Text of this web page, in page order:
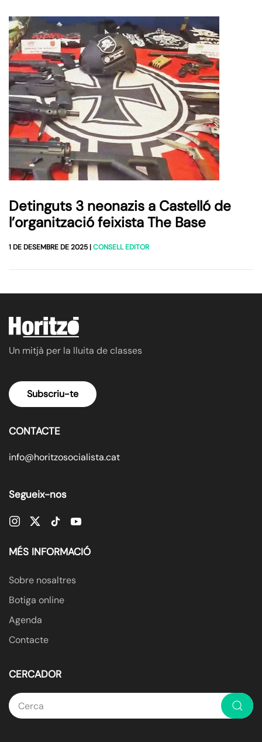
Detinguts 3 neonazis a Castelló de
l’organització feixista The Base
1 DE DESEMBRE DE 2025 |CONSELL EDITOR
Un mitjà per la lluita de classes
Subscriu-te
CONTACTE
info@horitzosocialista.cat
Segueix-nos
MÉS INFORMACIÓ
Sobre nosaltres
Botiga online
Agenda
Contacte
CERCADOR